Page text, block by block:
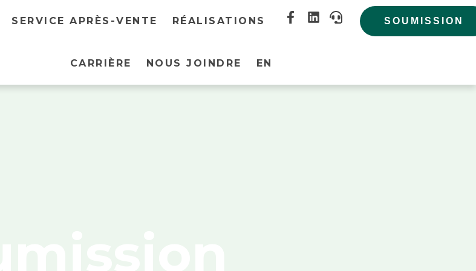
SERVICE APRÈS-VENTE RÉALISATIONS
CARRIÈRE NOUS JOINDRE EN
Facebook-
f
Linkedin
Headset
SOUMISSION